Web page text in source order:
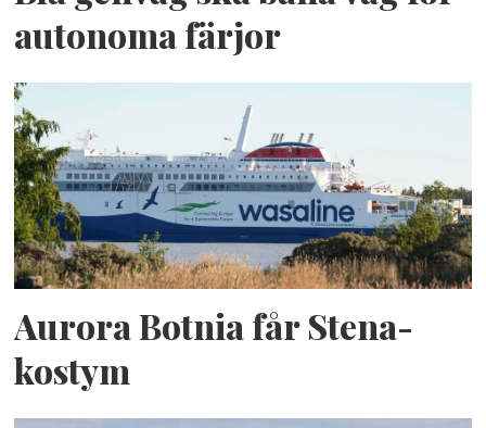
autonoma färjor
Aurora Botnia får Stena-
kostym